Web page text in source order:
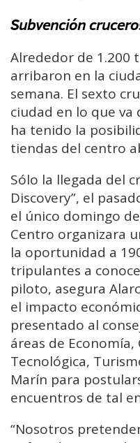
Subvención
Alrededor de 1.200
arribaron en la
semana. El sexto
ciudad en lo que
ha tenido la
tiendas del centro
Sólo la llegada del
Discovery”, el
el único domingo
Centro organizara
la oportunidad a
tripulantes a
piloto, asegura
el impacto
presentado al
áreas de
Tecnológica,
Marín para
encuentros de tal
“Nosotros